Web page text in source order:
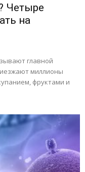
Четыре
на
главной
миллионы
фруктами и